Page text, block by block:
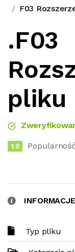
F03
.F03
pliku
1.0 Popularność
Typ pliku